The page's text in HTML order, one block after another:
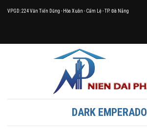
VPGD: 224 Văn Tiến Dũng - Hòa Xuân - Cẩm Lệ - TP. Đà Nẵng
DARK EMPERADO